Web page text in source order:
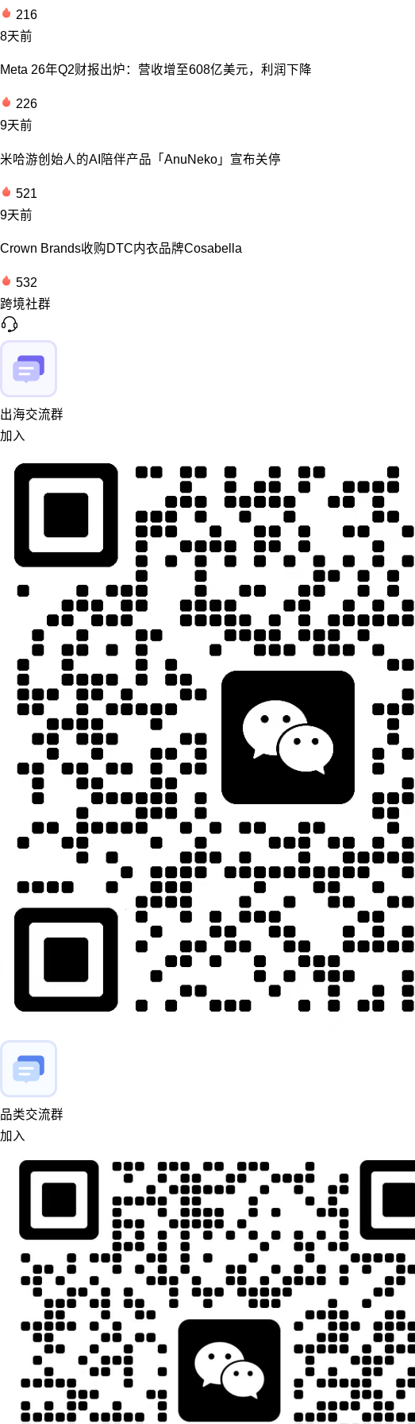
216
8天前
Meta 26年Q2财报出炉：营收增至608亿美元，利润下降
226
9天前
米哈游创始人的AI陪伴产品「AnuNeko」宣布关停
521
9天前
Crown Brands收购DTC内衣品牌Cosabella
532
跨境社群
出海交流群
加入
品类交流群
加入